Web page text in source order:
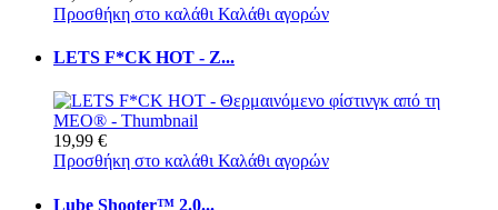
Προσθήκη στο καλάθι Καλάθι αγορών
LETS F*CK HOT - Ζ...
19,99 €
Προσθήκη στο καλάθι Καλάθι αγορών
Lube Shooter™ 2.0...